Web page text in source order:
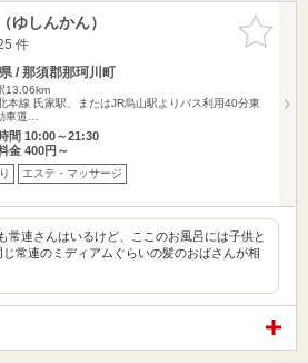
お気に入
りに追加
ゆしんかん）
件
/ 那須郡那珂川町
13.06km
本線 氏家駅、またはJR烏山駅よりバス利用40分東
車道…
間 10:00～21:30
金 400円～
エステ・マッサージ
常連さんはいるけど、ここのお風呂には子供と
常連のミディアムぐらいの髪のおばさんが相